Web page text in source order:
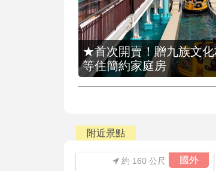
★首次開賣！贈九族文化
等住簡約家庭房
附近景點
國外
約 160 公尺